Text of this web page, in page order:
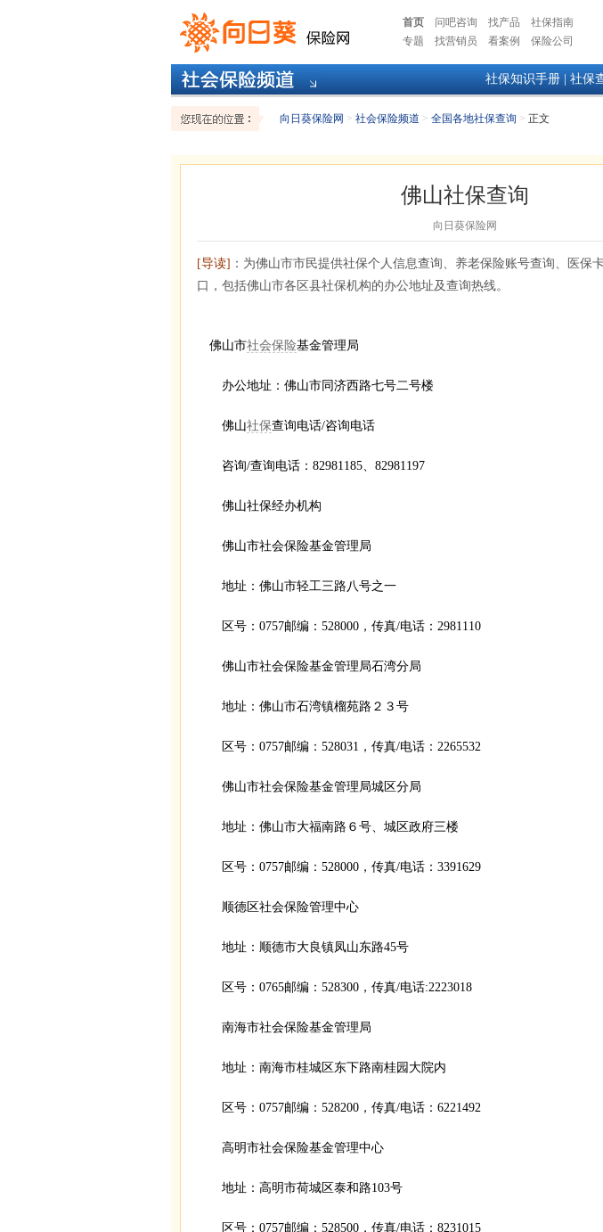
首页 问吧咨询 找产品
社保指南
专题
找营销员 看案例 保险公司
社保知识手册 社保
向日葵保险网 > 社会保险频道 > 全国各地社保查询 > 正文
佛山社保查询
向日葵保险网
[导读] ：为佛山市市民提供社保个人信息查询、养老保险账号查询、医保
口，包括佛山市各区县社保机构的办公地址及查询热线。
佛山市社会保险基金管理局
办公地址：佛山市同济西路七号二号楼
佛山社保查询电话/咨询电话
咨询/查询电话：82981185、82981197
佛山社保经办机构
佛山市社会保险基金管理局
地址：佛山市轻工三路八号之一
区号：0757邮编：528000，传真/电话：2981110
佛山市社会保险基金管理局石湾分局
地址：佛山市石湾镇榴苑路２３号
区号：0757邮编：528031，传真/电话：2265532
佛山市社会保险基金管理局城区分局
地址：佛山市大福南路６号、城区政府三楼
区号：0757邮编：528000，传真/电话：3391629
顺德区社会保险管理中心
地址：顺德市大良镇凤山东路45号
区号：0765邮编：528300，传真/电话:2223018
南海市社会保险基金管理局
地址：南海市桂城区东下路南桂园大院内
区号：0757邮编：528200，传真/电话：6221492
高明市社会保险基金管理中心
地址：高明市荷城区泰和路103号
区号：0757邮编：528500，传真/电话：8231015